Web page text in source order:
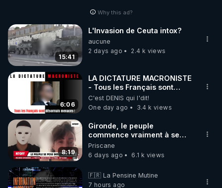
Why this ad?
15:41
L'Invasion de Ceuta intox?
aucune
2 days ago
2.4 k views
6:06
LA DICTATURE MACRONISTE
- Tous les Français sont
désormais menacés !
C'est DENIS qui l'dit!
One day ago
3.4 k views
8:19
Gironde, le peuple
commence vraiment à se
poser des questions !
Qu'est-ce qu'il nous cache...
Priscane
6 days ago
6.1 k views
🇫🇷 La Pensine Mutine
7 hours ago